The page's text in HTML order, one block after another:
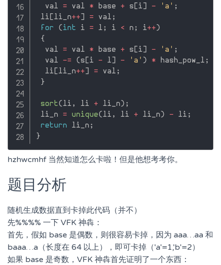
  val
= val * base + s i - 'a' ;
li
li_n++ = val ;
for
( int i = l ; i < n ; i++ )
{
  val
= val * base + s i - 'a' ;
  val
-= ( s i - l - 'a' ) * hash_pow_l ;
  li
li_n++ = val ;
}
sort( li , li + li_n ) ;
li_n = unique( li , li + li_n ) - li ;
return li_n ;
}
hzhwcmhf 当然知道怎么卡啦！但是他想考考你。
题目分析
随机生成数据直到卡掉此代码（并不）
先%%%% 一下 VFK 神犇：
首先，假如 base 是偶数，则很容易卡掉，因为 aaa…aa 和
baaa…a（长度在 64 以上），即可卡掉（'a'=1,'b'=2）
如果 base 是奇数，VFK 神犇首先证明了一个东西：